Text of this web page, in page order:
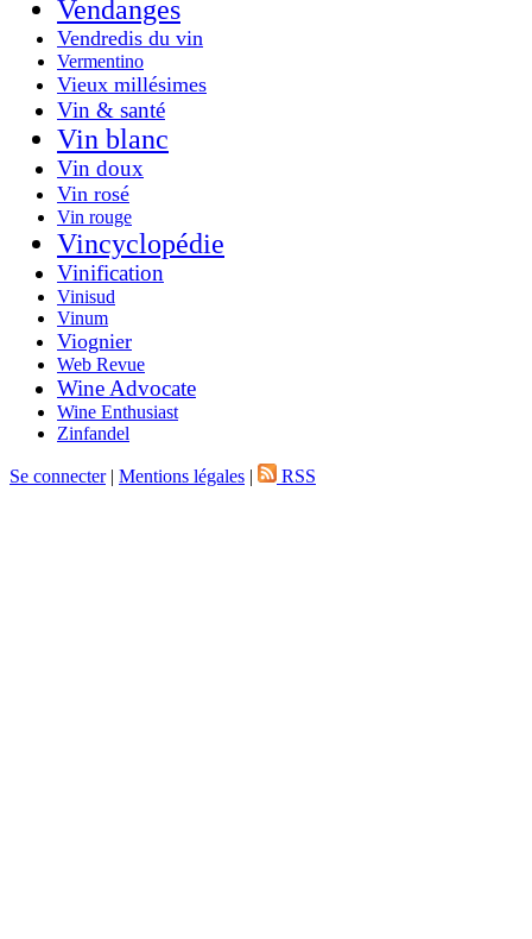
Vendanges
Vendredis du vin
Vermentino
Vieux millésimes
Vin & santé
Vin blanc
Vin doux
Vin rosé
Vin rouge
Vincyclopédie
Vinification
Vinisud
Vinum
Viognier
Web Revue
Wine Advocate
Wine Enthusiast
Zinfandel
Se connecter| Mentions légales | RSS